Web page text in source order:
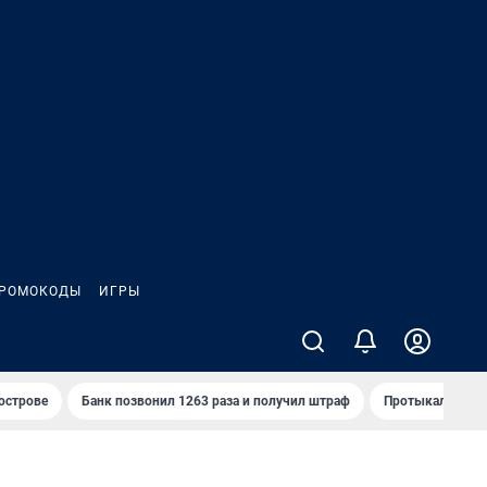
ИГРЫ
Банк позвонил 1263 раза и получил штраф Протыкал